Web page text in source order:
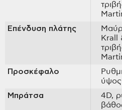
Επένδυση πλάτης
Krall
Προσκέφαλο
ύψος
Μπράτσα
4D,